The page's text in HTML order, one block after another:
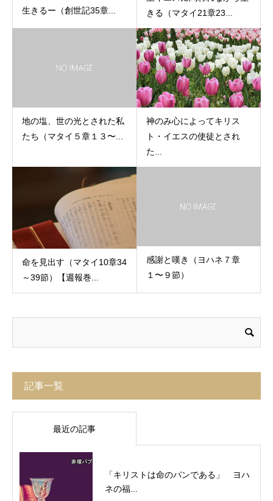
生きるー（創世記35章...
きる（マタイ21章23...
地の塩、世の光とされた私
たち（マタイ５章１３〜...
神のみ心によってキリス
ト・イエスの使徒とされ
た...
命を見出す（マタイ10章34
～39節）【週報巻...
感謝と嘆き（ヨハネ７章
１〜９節）
記事一覧
最近の記事
「キリストは命のパンである」 ヨハ
ネの福...